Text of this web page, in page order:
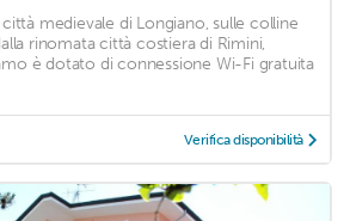
medievale di Longiano, sulle colline
rinomata città costiera di Rimini,
è dotato di connessione Wi-Fi gratuita
Verifica disponibilità